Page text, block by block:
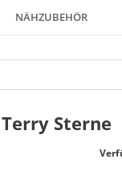
NÄHZUBEHÖR
Sterne